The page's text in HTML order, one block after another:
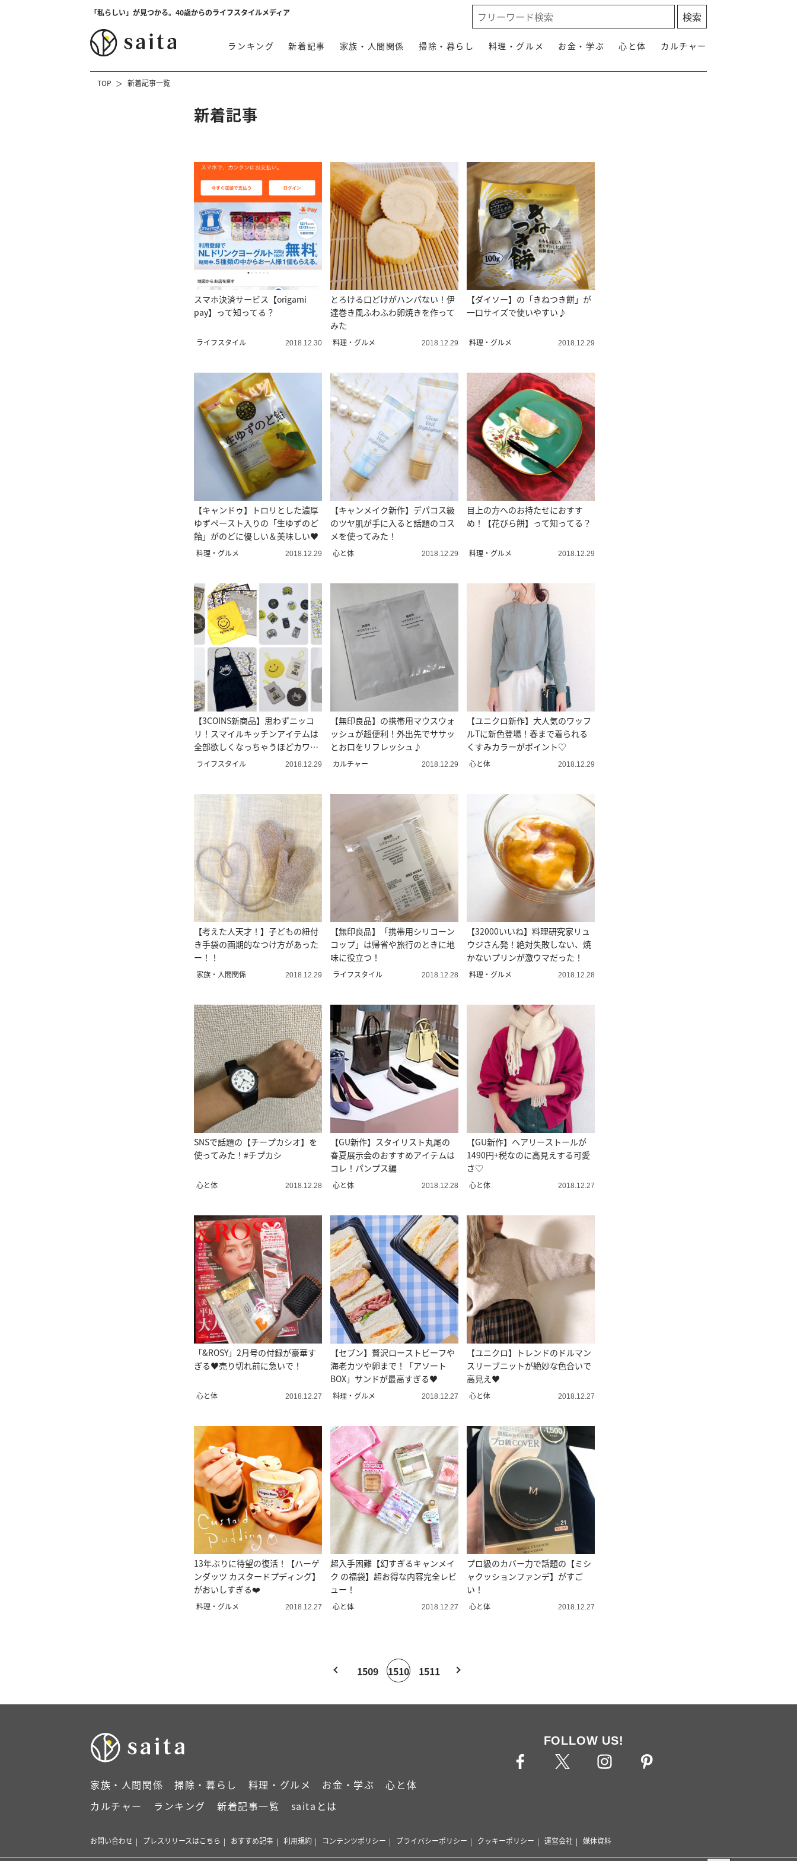
「私らしい」が見つかる。40歳からのライフスタイルメディア
ランキング 新着記事 家族・人間関係 掃除・暮らし 料理・グルメ お金・学ぶ 心と体 カルチャー
TOP 新着記事一覧
新着記事
スマホ決済サービス【origami
pay】って知ってる？
ライフスタイル 2018.12.30
とろける口どけがハンパない！伊
達巻き風ふわふわ卵焼きを作って
みた
料理・グルメ 2018.12.29
【ダイソー】の「きねつき餅」が
一口サイズで使いやすい♪
料理・グルメ 2018.12.29
【キャンドゥ】トロリとした濃厚
ゆずペースト入りの「生ゆずのど
飴」がのどに優しい＆美味しい♥
料理・グルメ 2018.12.29
【キャンメイク新作】デパコス級
のツヤ肌が手に入ると話題のコス
メを使ってみた！
心と体 2018.12.29
目上の方へのお持たせにおすす
め！【花びら餅】って知ってる？
料理・グルメ 2018.12.29
【3COINS新商品】思わずニッコ
リ！スマイルキッチンアイテムは
全部欲しくなっちゃうほどカワイ
イ♡
ライフスタイル 2018.12.29
【無印良品】の携帯用マウスウォ
ッシュが超便利！外出先でササッ
とお口をリフレッシュ♪
カルチャー 2018.12.29
【ユニクロ新作】大人気のワッフ
ルTに新色登場！春まで着られる
くすみカラーがポイント♡
心と体 2018.12.29
【考えた人天才！】子どもの紐付
き手袋の画期的なつけ方があった
ー！！
家族・人間関係 2018.12.29
【無印良品】「携帯用シリコーン
コップ」は帰省や旅行のときに地
味に役立つ！
ライフスタイル 2018.12.28
【32000いいね】料理研究家リュ
ウジさん発！絶対失敗しない、焼
かないプリンが激ウマだった！
料理・グルメ 2018.12.28
SNSで話題の【チープカシオ】を
使ってみた！#チプカシ
心と体 2018.12.28
【GU新作】スタイリスト丸尾の
春夏展示会のおすすめアイテムは
コレ！パンプス編
心と体 2018.12.28
【GU新作】ヘアリーストールが
1490円+税なのに高見えする可愛
さ♡
心と体 2018.12.27
「&ROSY」2月号の付録が豪華す
ぎる♥売り切れ前に急いで！
心と体 2018.12.27
【セブン】贅沢ローストビーフや
海老カツや卵まで！「アソート
BOX」サンドが最高すぎる♥
料理・グルメ 2018.12.27
【ユニクロ】トレンドのドルマン
スリーブニットが絶妙な色合いで
高見え♥
心と体 2018.12.27
13年ぶりに待望の復活！【ハーゲ
ンダッツ カスタードプディング】
がおいしすぎる❤️
料理・グルメ 2018.12.27
超入手困難【幻すぎるキャンメイ
ク の福袋】超お得な内容完全レビ
ュー！
心と体 2018.12.27
プロ級のカバー力で話題の【ミシ
ャクッションファンデ】がすご
い！
心と体 2018.12.27
1509 1510 1511
家族・人間関係 掃除・暮らし 料理・グルメ お金・学ぶ
心と体
カルチャー
ランキング 新着記事一覧 saitaとは
FOLLOW US!
お問い合わせ プレスリリースはこちら おすすめ記事 利用規約 コンテンツポリシー プライバシーポリシー クッキーポリシー 運営会社 媒体資料